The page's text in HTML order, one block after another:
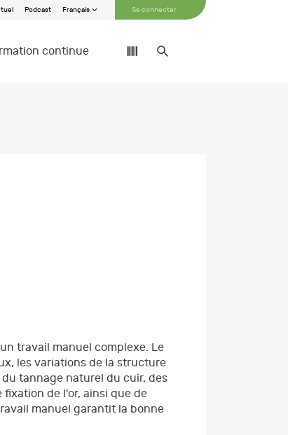
Podcast Français Se connecter
continue
travail manuel complexe. Le
les variations de la structure
tannage naturel du cuir, des
de l'or, ainsi que de
manuel garantit la bonne